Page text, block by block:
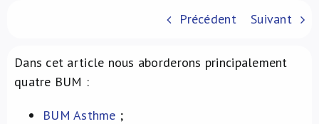
À propos de nous
NL
Précédent Suivant
Dans cet article nous aborderons principalement
quatre BUM :
BUM Asthme ;